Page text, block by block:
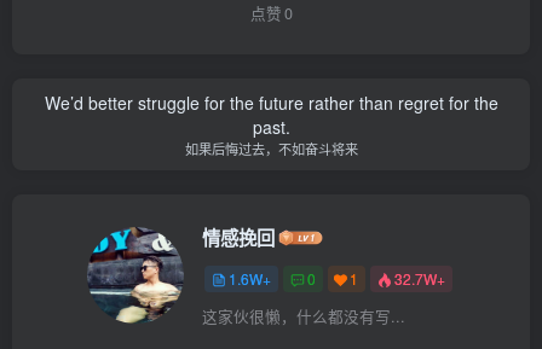
点赞0
We’d better struggle for the future rather than regret for the
past.
如果后悔过去，不如奋斗将来
情感挽回
1.6W+ 0 1 32.7W+
这家伙很懒，什么都没有写...